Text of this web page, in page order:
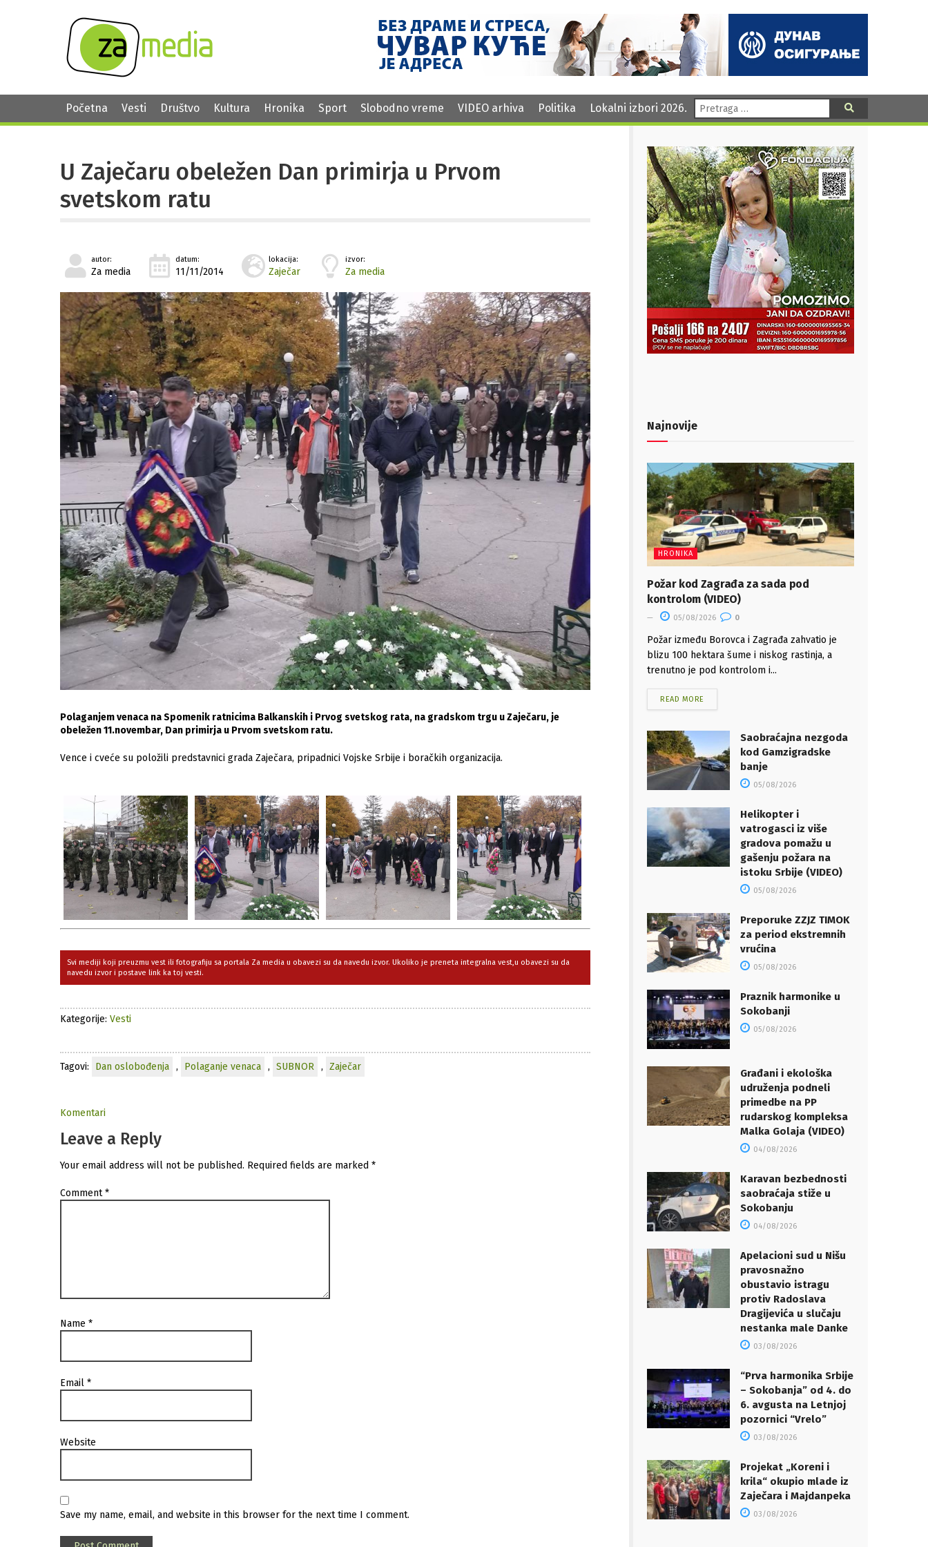
Početna Vesti Društvo Kultura Hronika Sport Slobodno vreme VIDEO arhiva Politika Lokalni izbori 2026. Pretraga:
U Zaječaru obeležen Dan primirja u Prvom
svetskom ratu
autor:
Za media
datum:
11/11/2014
lokacija:
Zaječar
izvor:
Za media
Polaganjem venaca na Spomenik ratnicima Balkanskih i Prvog svetskog rata, na gradskom trgu u Zaječaru, je
obeležen 11.novembar, Dan primirja u Prvom svetskom ratu.
Vence i cveće su položili predstavnici grada Zaječara, pripadnici Vojske Srbije i boračkih organizacija.
Svi mediji koji preuzmu vest ili fotografiju sa portala Za media u obavezi su da navedu izvor. Ukoliko je preneta integralna vest,u obavezi su da
navedu izvor i postave link ka toj vesti.
Kategorije: Vesti
Tagovi: Dan oslobođenja , Polaganje venaca , SUBNOR , Zaječar
Komentari
Leave a Reply
Your email address will not be published. Required fields are marked *
Comment*
Name *
Email *
Website
Save my name, email, and website in this browser for the next time I comment.
Najnovije
HRONIKA
Požar kod Zagrađa za sada pod
kontrolom (VIDEO)
05/08/2026 0
Požar između Borovca i Zagrađa zahvatio je
blizu 100 hektara šume i niskog rastinja, a
trenutno je pod kontrolom i...
READ MORE
Saobraćajna nezgoda
kod Gamzigradske
banje
05/08/2026
Helikopter i
vatrogasci iz više
gradova pomažu u
gašenju požara na
istoku Srbije (VIDEO)
05/08/2026
Preporuke ZZJZ TIMOK
za period ekstremnih
vrućina
05/08/2026
Praznik harmonike u
Sokobanji
05/08/2026
Građani i ekološka
udruženja podneli
primedbe na PP
rudarskog kompleksa
Malka Golaja (VIDEO)
04/08/2026
Karavan bezbednosti
saobraćaja stiže u
Sokobanju
04/08/2026
Apelacioni sud u Nišu
pravosnažno
obustavio istragu
protiv Radoslava
Dragijevića u slučaju
nestanka male Danke
03/08/2026
“Prva harmonika Srbije
– Sokobanja” od 4. do
6. avgusta na Letnjoj
pozornici “Vrelo”
03/08/2026
Projekat „Koreni i
krila“ okupio mlade iz
Zaječara i Majdanpeka
03/08/2026